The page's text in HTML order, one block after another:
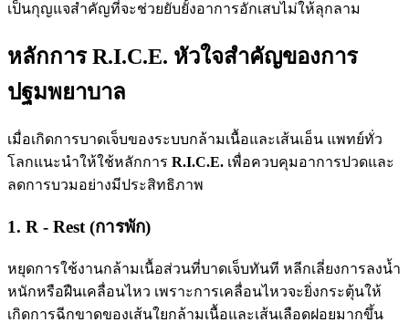
เป็นกุญแจสำคัญที่จะช่วยยับยั้งอาการอักเสบไม่ให้ลุกลาม
หลักการ R.I.C.E. หัวใจสำคัญของการ
ปฐมพยาบาล
เมื่อเกิดการบาดเจ็บของระบบกล้ามเนื้อและเส้นเอ็น แพทย์ทั่ว
โลกแนะนำให้ใช้หลักการ R.I.C.E. เพื่อควบคุมอาการปวดและ
ลดการบวมอย่างมีประสิทธิภาพ
1. R - Rest (การพัก)
หยุดการใช้งานกล้ามเนื้อส่วนที่บาดเจ็บทันที หลีกเลี่ยงการลงน้ำ
หนักหรือฝืนเคลื่อนไหว เพราะการเคลื่อนไหวจะยิ่งกระตุ้นให้
เกิดการฉีกขาดของเส้นใยกล้ามเนื้อและเส้นเลือดฝอยมากขึ้น